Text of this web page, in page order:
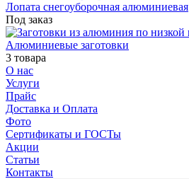
Лопата снегоуборочная алюминиевая
Под заказ
Алюминиевые заготовки
3 товара
О нас
Услуги
Прайс
Доставка и Оплата
Фото
Сертификаты и ГОСТы
Акции
Статьи
Контакты